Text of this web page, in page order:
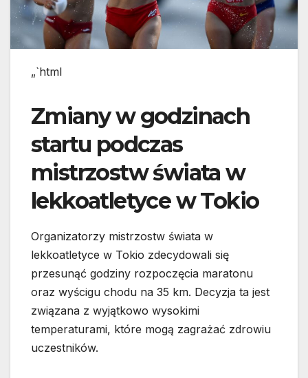
„`html
Zmiany w godzinach
startu podczas
mistrzostw świata w
lekkoatletyce w Tokio
Organizatorzy mistrzostw świata w
lekkoatletyce w Tokio zdecydowali się
przesunąć godziny rozpoczęcia maratonu
oraz wyścigu chodu na 35 km. Decyzja ta jest
związana z wyjątkowo wysokimi
temperaturami, które mogą zagrażać zdrowiu
uczestników.